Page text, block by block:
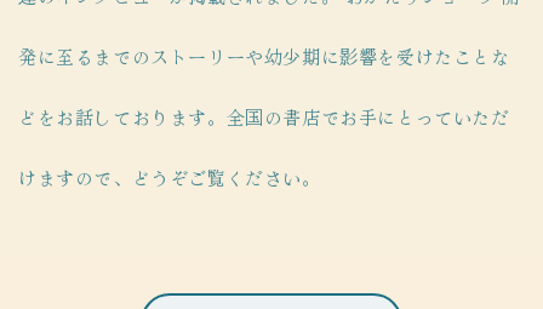
発に至るまでのストーリーや幼少期に影響を受けたことな
どをお話しております。全国の書店でお手にとっていただ
けますので、どうぞご覧ください。